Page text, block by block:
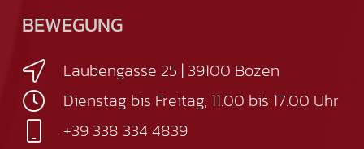
BEWEGUNG
Laubengasse 25 | 39100 Bozen
Dienstag bis Freitag, 11.00 bis 17.00 Uhr
+39 338 334 4839